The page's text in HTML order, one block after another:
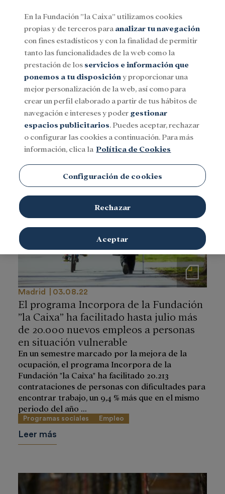
Menu
SocialInvestigación y becasCultura
Inserción sociolaboral
Notas de prensa
Madrid 03.08.22
El programa Incorpora de la Fundación
”la Caixa” ha facilitado hasta julio más
de 20.000 nuevos empleos a personas
en situación vulnerable
En un semestre marcado por la mejora de la
ocupación, el programa Incorpora de la
Fundación "la Caixa" ha facilitado 20.213
contrataciones de personas con dificultades para
encontrar trabajo, un 9,4 % más que en el mismo
periodo del año ...
Programas sociales Empleo
Leer más
En la Fundación ”la Caixa” utilizamos cookies
propias y de terceros para analizar tu navegación
con fines estadísticos y con la finalidad de permitir
tanto las funcionalidades de la web como la
prestación de los servicios e información que
ponemos a tu disposición y proporcionar una
mejor personalización de la web, así como para
crear un perfil elaborado a partir de tus hábitos de
navegación e intereses y poder gestionar
espacios publicitarios. Puedes aceptar, rechazar
o configurar las cookies a continuación. Para más
información, clica la Política de Cookies
Configuración de cookies
Rechazar
Aceptar